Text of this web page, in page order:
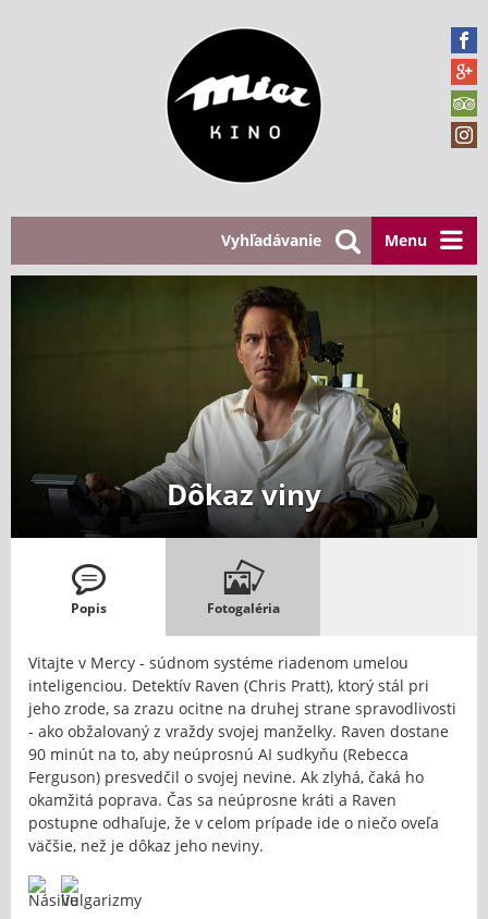
Menu
Vyhľadávanie
Dôkaz viny
Popis Fotogaléria
Vitajte v Mercy - súdnom systéme riadenom umelou
inteligenciou. Detektív Raven (Chris Pratt), ktorý stál pri
jeho zrode, sa zrazu ocitne na druhej strane spravodlivosti
- ako obžalovaný z vraždy svojej manželky. Raven dostane
90 minút na to, aby neúprosnú AI sudkyňu (Rebecca
Ferguson) presvedčil o svojej nevine. Ak zlyhá, čaká ho
okamžitá poprava. Čas sa neúprosne kráti a Raven
postupne odhaľuje, že v celom prípade ide o niečo oveľa
väčšie, než je dôkaz jeho neviny.